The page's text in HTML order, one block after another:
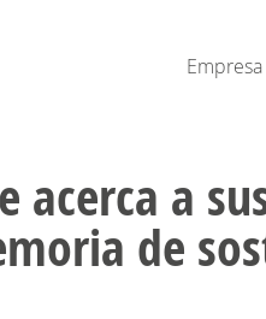
Empresa
acerca a
de